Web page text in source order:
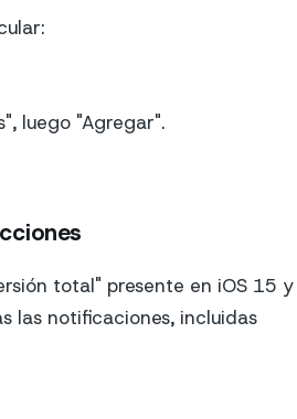
luego "Agregar".
total" presente en iOS 15 y
las notificaciones, incluidas